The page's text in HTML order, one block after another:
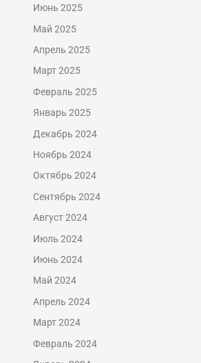
Июнь 2025
Май 2025
Апрель 2025
Март 2025
Февраль 2025
Январь 2025
Декабрь 2024
Ноябрь 2024
Октябрь 2024
Сентябрь 2024
Август 2024
Июль 2024
Июнь 2024
Май 2024
Апрель 2024
Март 2024
Февраль 2024